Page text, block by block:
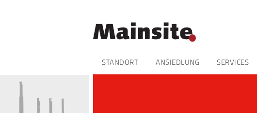
überspringen
STANDORT ANSIEDLUNG SERVICES